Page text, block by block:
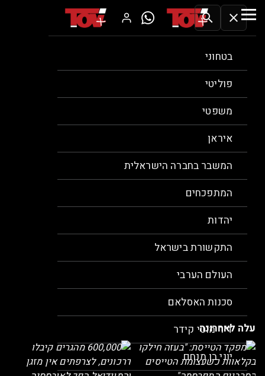
close
search
בטחוני
פוליטי
משפטי
איראן
המשבר בחברה הישראלית
המתפכחים
יהדות
התקשורת בישראל
העולם הערבי
סכנות האסלאם
ד"ר מוטי קידר
יוני בן מנחם
עלה לאחרונה